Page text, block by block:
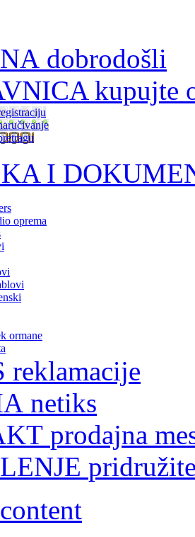
dobrodošli
kupujte
I
oprema
ormane
reklamacije
netiks
prodajna